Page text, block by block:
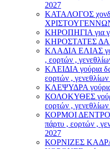
2027
ΚΑΤΑΛΟΓΟΣ
ΚΗΡΟΠΗΓΙΑ για
ΚΗΡΟΣΤΑΤΕΣ
ΚΛΑΔΙΑ ΕΛΙΑΣ
, εορτών ,
ΚΛΕΙΔΙΑ γούρια
εορτών ,
ΚΛΕΨΥΔΡΑ
ΚΟΛΟΚΥΘΕΣ
εορτών ,
ΚΟΡΜΟΙ ΔΕΝΤΡΟΥ
πάρτυ , εορτών ,
2027
ΚΟΡΝΙΖΕΣ